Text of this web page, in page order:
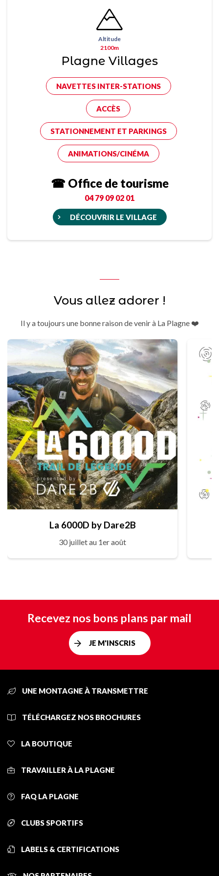
Altitude
2100m
Plagne Villages
NAVETTES INTER-STATIONS
ACCÈS
STATIONNEMENT ET PARKINGS
ANIMATIONS/CINÉMA
☎ Office de tourisme
04 79 09 02 01
DÉCOUVRIR LE VILLAGE
Vous allez adorer !
Il y a toujours une bonne raison de venir à La Plagne ❤️
La 6000D by Dare2B
30 juillet au 1er août
Recevez nos bons plans par mail
JE M'INSCRIS
UNE MONTAGNE À TRANSMETTRE
TÉLÉCHARGEZ NOS BROCHURES
LA BOUTIQUE
TRAVAILLER À LA PLAGNE
FAQ LA PLAGNE
CLUBS SPORTIFS
LABELS & CERTIFICATIONS